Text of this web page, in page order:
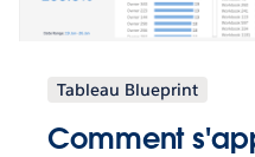
Tableau Blueprint
Comment